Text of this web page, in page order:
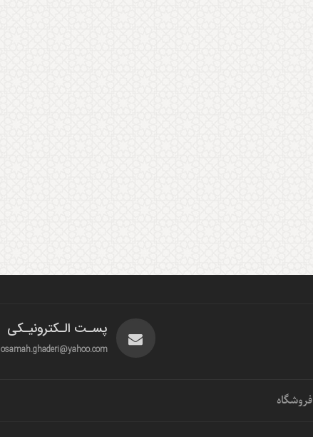
پسـت الـکترونیـکی
osamah.ghaderi@yahoo.com
فروشگاه